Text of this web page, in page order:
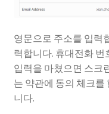
영문으로 주소를 입력
력합니다. 휴대전화 번
입력을 마쳤으면 스크
는 약관에 동의 체크를
니다.